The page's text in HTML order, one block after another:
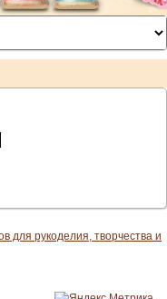
для рукоделия, творчества и